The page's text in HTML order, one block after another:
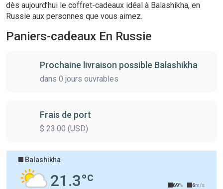
dès aujourd’hui le coffret-cadeaux idéal à Balashikha, en
Russie aux personnes que vous aimez.
Paniers-cadeaux En Russie
Prochaine livraison possible Balashikha
dans 0 jours ouvrables
Frais de port
$ 23.00 (USD)
Balashikha
21.3°c
69% 6m/s